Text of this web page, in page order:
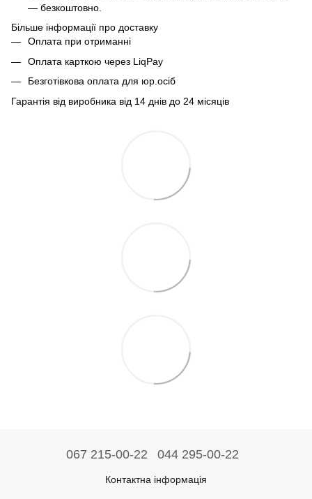
— безкоштовно.
Більше інформації про доставку
Оплата при отриманні
Оплата карткою через LiqPay
Безготівкова оплата для юр.осіб
Гарантія від виробника від 14 днів до 24 місяців
067 215-00-22 044 295-00-22
Контактна інформація